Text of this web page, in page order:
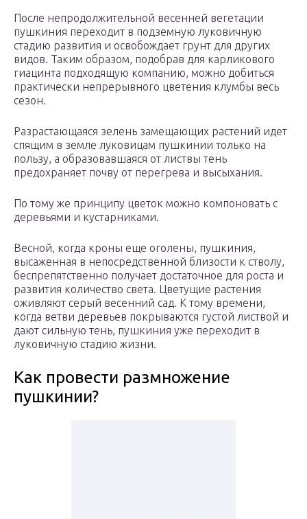
После непродолжительной весенней вегетации
пушкиния переходит в подземную луковичную
стадию развития и освобождает грунт для других
видов. Таким образом, подобрав для карликового
гиацинта подходящую компанию, можно добиться
практически непрерывного цветения клумбы весь
сезон.
Разрастающаяся зелень замещающих растений идет
спящим в земле луковицам пушкинии только на
пользу, а образовавшаяся от листвы тень
предохраняет почву от перегрева и высыхания.
По тому же принципу цветок можно компоновать с
деревьями и кустарниками.
Весной, когда кроны еще оголены, пушкиния,
высаженная в непосредственной близости к стволу,
беспрепятственно получает достаточное для роста и
развития количество света. Цветущие растения
оживляют серый весенний сад. К тому времени,
когда ветви деревьев покрываются густой листвой и
дают сильную тень, пушкиния уже переходит в
луковичную стадию жизни.
Как провести размножение
пушкинии?